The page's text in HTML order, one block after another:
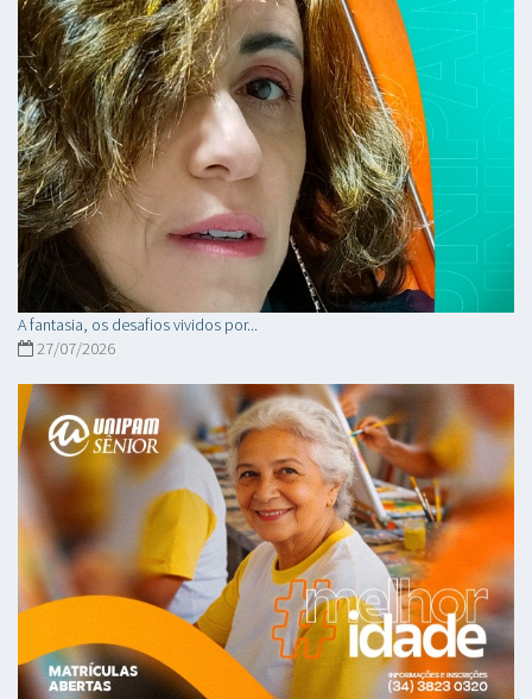
A fantasia, os desafios vividos por...
27/07/2026